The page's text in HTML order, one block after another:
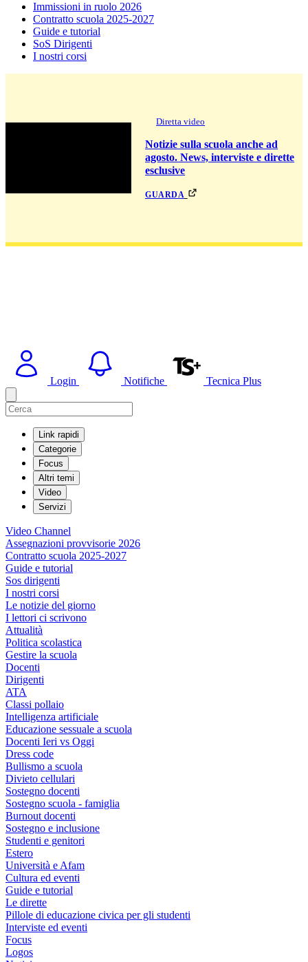
Immissioni in ruolo 2026
Contratto scuola 2025-2027
Guide e tutorial
SoS Dirigenti
I nostri corsi
Diretta video
Notizie sulla scuola anche ad
agosto. News, interviste e dirette
esclusive
guarda
Login Notifiche Tecnica Plus
Link rapidi
Categorie
Focus
Altri temi
Video
Servizi
Video Channel
Assegnazioni provvisorie 2026
Contratto scuola 2025-2027
Guide e tutorial
Sos dirigenti
I nostri corsi
Le notizie del giorno
I lettori ci scrivono
Attualità
Politica scolastica
Gestire la scuola
Docenti
Dirigenti
ATA
Classi pollaio
Intelligenza artificiale
Educazione sessuale a scuola
Docenti Ieri vs Oggi
Dress code
Bullismo a scuola
Divieto cellulari
Sostegno docenti
Sostegno scuola - famiglia
Burnout docenti
Sostegno e inclusione
Studenti e genitori
Estero
Università e Afam
Cultura ed eventi
Guide e tutorial
Le dirette
Pillole di educazione civica per gli studenti
Interviste ed eventi
Focus
Logos